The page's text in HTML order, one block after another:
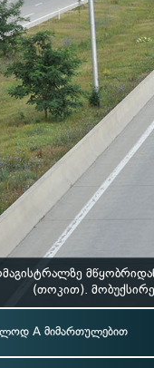
(თოკით).
A მიმართულებით